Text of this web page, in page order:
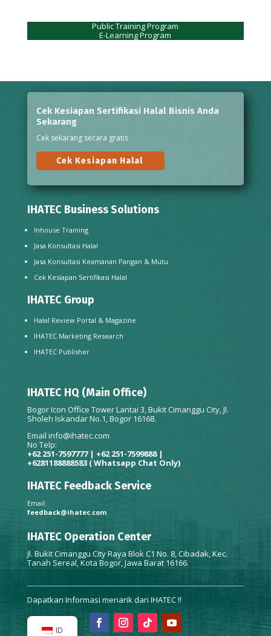
Public Training Program
E-Learning Program
Cek Kesiapan Sertifikasi Halal Bisnis Anda
Sekarang
Cek sekarang secara gratis
Cek Kesiapan Halal
IHATEC Business Solutions
Inhouse Training
Jasa Konsultasi Halal
Jasa Konsultasi Keamanan Pangan & Mutu
Cek Kesiapan Sertifikasi Halal
IHATEC Group
Halal Review Portal & Magazine
IHATEC Marketing Research
IHATEC Publisher
IHATEC HQ (Main Office)
Bogor Icon Office Tower Lantai 3, Bukit Cimanggu City, Jl.
Sholeh Iskandar No.1, Bogor 16168.
Email info@ihatec.com
No Telp:
+62 251-7597777 | +62 251-7599888 |
+6281188888583 ( Whatsapp Chat Only)
IHATEC Feedback Service
Email:
feedback@ihatec.com
IHATEC Operation Center
Jl. Bukit Cimanggu City Raya Blok C1 No. 8, Cibadak, Kec.
Tanah Sereal, Kota Bogor, Jawa Barat 16166.
Dapatkan Informasi menarik dari IHATEC !!
ID